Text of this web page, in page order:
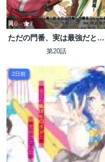
0 7
ただの門番、実は最強だと気
づかない ～貴族の子弟を注
たので、仕事の引継ぎをお願
いしますね。ええ、ドラゴン
や古代ゴーレムが湧いたりす
る、ただの下水道掃除です～
第20話
2日前